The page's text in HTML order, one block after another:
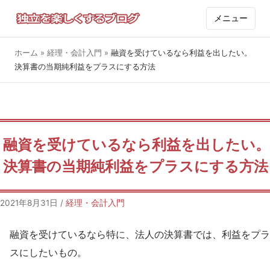
メニュー
ホーム » 経理・会計入門 » 融資を受けているなら利益を出したい。
決算書の当期純利益をプラスにする方法
融資を受けているなら利益を出したい。
決算書の当期純利益をプラスにする方法
2021年8月31日 / 経理・会計入門
融資を受けているなら特に、法人の決算書では、利益をプラ
スにしたいもの。